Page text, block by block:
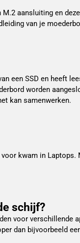
aansluiting en
van je
een SSD en heeft
worden
kan samenwerken.
kwam in
schijf?
voor verschillende
dan bijvoorbeeld